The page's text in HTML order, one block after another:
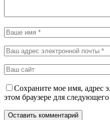
Сохраните мое имя, адрес
этом браузере для